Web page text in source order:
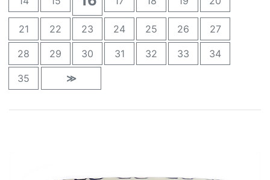
21 22 23 24 25 26 27
28 29 30 31 32 33 34
35 ≫